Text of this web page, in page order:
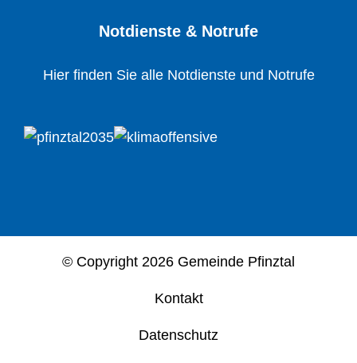
Notdienste & Notrufe
Hier finden Sie alle Notdienste und Notrufe
© Copyright 2026 Gemeinde Pfinztal
Kontakt
Datenschutz